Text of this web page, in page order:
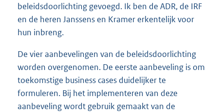
beleidsdoorlichting gevoegd. Ik ben de ADR, de IRF
en de heren Janssens en Kramer erkentelijk voor
hun inbreng.
De vier aanbevelingen van de beleidsdoorlichting
worden overgenomen. De eerste aanbeveling is om
toekomstige business cases duidelijker te
formuleren. Bij het implementeren van deze
aanbeveling wordt gebruik gemaakt van de